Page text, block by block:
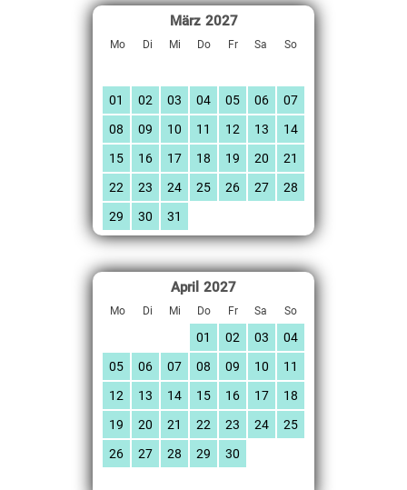
März 2027
Mo Di Mi Do Fr Sa So
01 02 03 04 05 06
07
08
09 10 11 12 13
14
15
16 17 18 19 20
21
22
23 24 25 26 27
28
29
30 31
April 2027
Mo Di Mi Do Fr Sa So
01 02 03
04
05
06 07 08 09 10
11
12
13 14 15 16 17
18
19
20 21 22 23 24
25
26
27 28 29 30